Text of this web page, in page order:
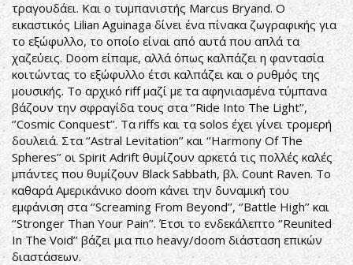
τραγουδάει. Και ο τυμπανιστής Marcus Bryand. Ο
εικαστικός Lilian Aguinaga δίνει ένα πίνακα ζωγραφικής για
το εξώφυλλο, το οποίο είναι από αυτά που απλά τα
χαζεύεις. Doom είπαμε, αλλά όπως καλπάζει η φαντασία
κοιτώντας το εξώφυλλο έτσι καλπάζει και ο ρυθμός της
μουσικής. Το αρχικό riff μαζί με τα αφηνιασμένα τύμπανα
βάζουν την σφραγίδα τους στα ‘’Ride Into The Light’’,
‘’Cosmic Conquest’’. Τα riffs και τα solos έχει γίνει τρομερή
δουλειά. Στα ‘’Astral Levitation’’ και ‘’Harmony Of The
Spheres’’ οι Spirit Adrift θυμίζουν αρκετά τις πολλές καλές
μπάντες που θυμίζουν Black Sabbath, βλ. Count Raven. Το
καθαρά Αμερικάνικο doom κάνει την δυναμική του
εμφάνιση στα ‘’Screaming From Beyond’’, ‘’Battle High’’ και
‘’Stronger Than Your Pain’’. Έτσι το ενδεκάλεπτο ‘’Reunited
In The Void’’ βάζει μια πιο heavy/doom διάσταση επικών
διαστάσεων.